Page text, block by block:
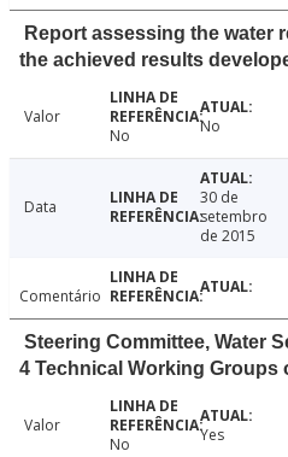
Report assessing the water
the achieved results
Valor
No
No
Data
30 de
setembro
de 2015
Comentário
Steering Committee, Water
4 Technical Working Groups
Valor
No
Yes